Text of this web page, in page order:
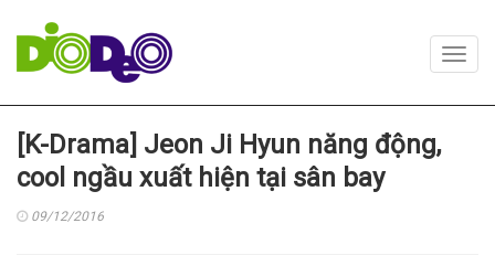
[K-Drama] Jeon Ji Hyun năng động,
cool ngầu xuất hiện tại sân bay
09/12/2016